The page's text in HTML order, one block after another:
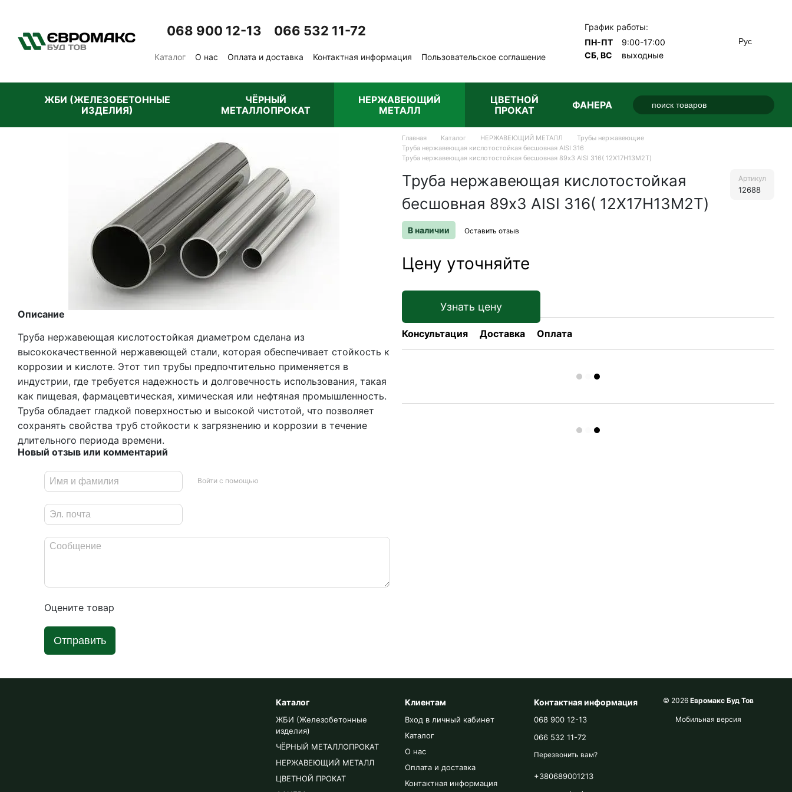
068 900 12-13 066 532 11-72
Каталог О нас Оплата и доставка Контактная информация
Пользовательское соглашение
График работы:
ПН-ПТ
9:00-17:00
СБ, ВС
выходные
Рус
ЖБИ (ЖЕЛЕЗОБЕТОННЫЕ
ИЗДЕЛИЯ)
ЧЁРНЫЙ
МЕТАЛЛОПРОКАТ
НЕРЖАВЕЮЩИЙ
МЕТАЛЛ
ЦВЕТНОЙ
ПРОКАТ
ФАНЕРА
Описание
Труба нержавеющая кислотостойкая диаметром сделана из
высококачественной нержавеющей стали, которая обеспечивает стойкость к
коррозии и кислоте. Этот тип трубы предпочтительно применяется в
индустрии, где требуется надежность и долговечность использования, такая
как пищевая, фармацевтическая, химическая или нефтяная промышленность.
Труба обладает гладкой поверхностью и высокой чистотой, что позволяет
сохранять свойства труб стойкости к загрязнению и коррозии в течение
длительного периода времени.
Новый отзыв или комментарий
Войти с помощью
Оцените товар
Отправить
Главная Каталог НЕРЖАВЕЮЩИЙ МЕТАЛЛ
Трубы нержавеющие
Труба нержавеющая кислотостойкая бесшовная AISI 316
Труба нержавеющая кислотостойкая бесшовная 89х3 AISI 316( 12Х17Н13М2Т)
Труба нержавеющая кислотостойкая
бесшовная 89х3 AISI 316( 12Х17Н13М2Т)
Артикул
12688
В наличии Оставить отзыв
Цену уточняйте
Узнать цену
Консультация Доставка Оплата
Каталог
ЖБИ (Железобетонные
изделия)
ЧЁРНЫЙ МЕТАЛЛОПРОКАТ
НЕРЖАВЕЮЩИЙ МЕТАЛЛ
ЦВЕТНОЙ ПРОКАТ
Клиентам
Вход в личный кабинет
Каталог
О нас
Оплата и доставка
Контактная информация
Контактная информация
068 900 12-13
066 532 11-72
Перезвонить вам?
+380689001213
© 2026 Евромакс Буд Тов
Мобильная версия